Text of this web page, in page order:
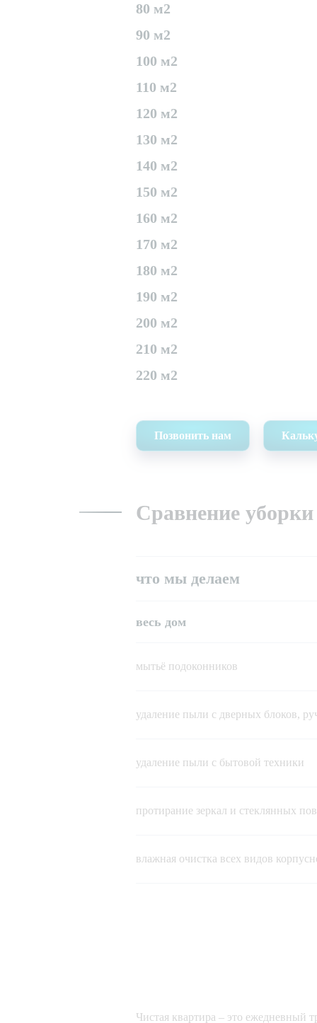
80 м2
90 м2
100 м2
110 м2
120 м2
130 м2
140 м2
150 м2
160 м2
170 м2
180 м2
190 м2
200 м2
210 м2
220 м2
Позвонить нам
Сравнение уборки
что мы делаем
весь дом
мытьё подоконников
удаление пыли с дверных блоков,
удаление пыли с бытовой техники
протирание зеркал и стеклянных
влажная очистка всех видов
Чистая квартира – это ежедневный